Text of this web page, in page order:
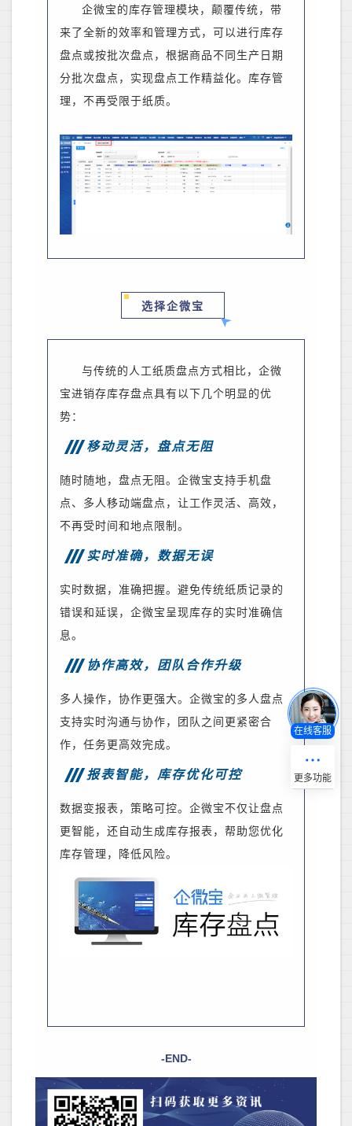
企微宝的库存管理模块，颠覆传统，带
来了全新的效率和管理方式，可以进行库存
盘点或按批次盘点，根据商品不同生产日期
分批次盘点，实现盘点工作精益化。 库存管
理，不再受限于纸质。
选择企微宝
与传统的人工纸质盘点方式相比，企微
宝进销存库存盘点具有以下几个明显的优
势：
移动灵活，盘点无阻
随时随地，盘点无阻。企微宝支持手机盘
点、多人移动端盘点，让工作灵活、高效，
不再受时间和地点限制。
实时准确，数据无误
实时数据，准确把握。避免传统纸质记录的
错误和延误，企微宝呈现库存的实时准确信
息。
协作高效，团队合作升级
多人操作，协作更强大。企微宝的多人盘点
支持实时沟通与协作，团队之间更紧密合
作，任务更高效完成。
报表智能，库存优化可控
数据变报表，策略可控。企微宝不仅让盘点
更智能，还自动生成库存报表，帮助您优化
库存管理，降低风险。
-END-
在线客服